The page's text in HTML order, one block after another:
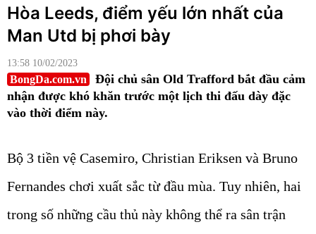
Hòa Leeds, điểm yếu lớn nhất của
Man Utd bị phơi bày
13:58 10/02/2023
BongDa.com.vn
Đội chủ sân Old Trafford bắt đầu cảm
nhận được khó khăn trước một lịch thi đấu dày đặc
vào thời điểm này.
Bộ 3 tiền vệ Casemiro, Christian Eriksen và Bruno
Fernandes chơi xuất sắc từ đầu mùa. Tuy nhiên, hai
trong số những cầu thủ này không thể ra sân trận